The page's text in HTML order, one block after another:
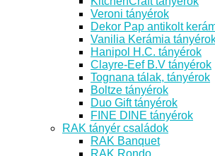
Veroni tányérok
Dekor Pap antikolt
Vanilia Kerámia
Hanipol H.C. tányérok
Clayre-Eef B.V tányérok
Tognana tálak, tányérok
Boltze tányérok
Duo Gift tányérok
FINE DINE tányérok
RAK tányér családok
RAK Banquet
RAK Rondo